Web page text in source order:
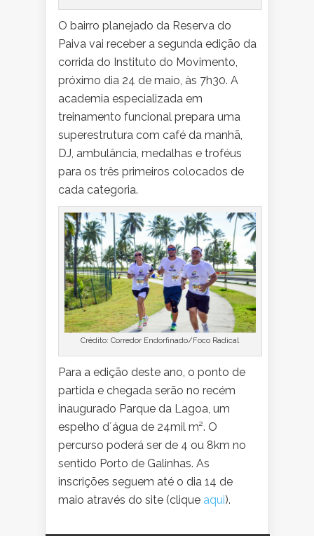
O bairro planejado da Reserva do
Paiva vai receber a segunda edição da
corrida do Instituto do Movimento,
próximo dia 24 de maio, às 7h30. A
academia especializada em
treinamento funcional prepara uma
superestrutura com café da manhã,
DJ, ambulância, medalhas e troféus
para os três primeiros colocados de
cada categoria.
Crédito: Corredor Endorfinado/Foco Radical
Para a edição deste ano, o ponto de
partida e chegada serão no recém
inaugurado Parque da Lagoa, um
espelho d´água de 24mil m². O
percurso poderá ser de 4 ou 8km no
sentido Porto de Galinhas. As
inscrições seguem até o dia 14 de
maio através do site (clique aqui).